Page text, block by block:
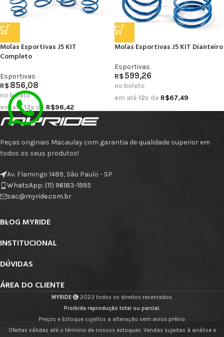
Molas Esportivas J5 KIT
Completo
Esportivas
R$856,08
no boleto
em até12x de R$96,42
Molas Esportivas J5 KIT Dianteiro
Esportivas
R$599,26
no boleto
em até 12x de R$67,49
Peças originais Macaulay com garantia de qualidade superior em
todos os seus produtos!
Av. Flamingo 1489, São Paulo - SP
WhatsApp: (11) 96183-1995
sac@myride.com.br
BLOG MYRIDE
INSTITUCIONAL
DÚVIDAS
ÁREA DO CLIENTE
MYRIDE
2023 todos os direitos reservados.
Proibida reprodução total ou parcial.
Preços e Estoque sujeitos a alteração sem aviso prévio.
Ofertas válidas até o término de nossos estoques. Vendas sujeitas à análise e